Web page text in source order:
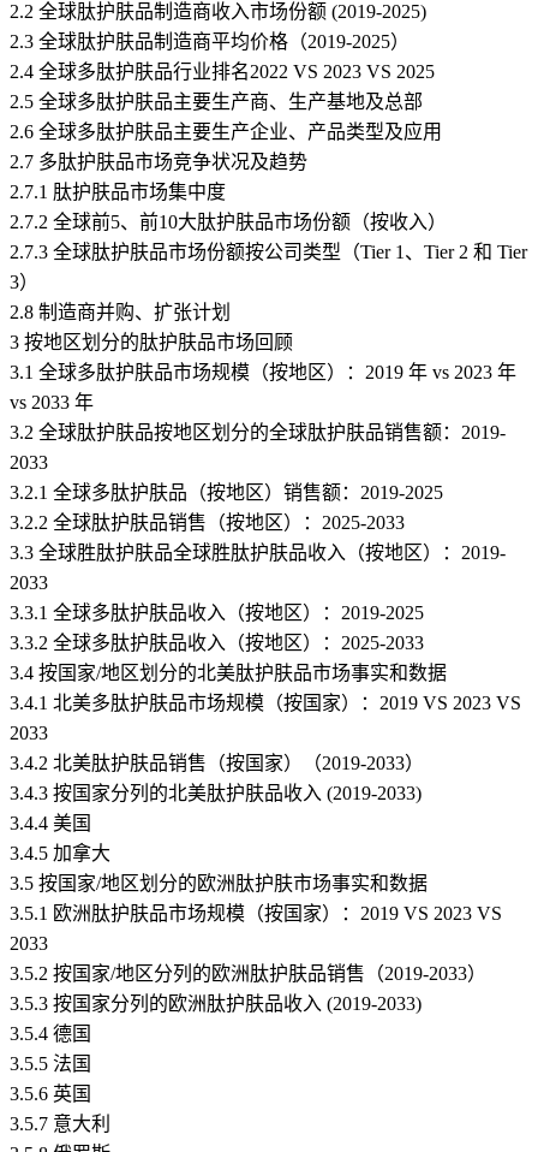
2.2 全球肽护肤品制造商收入市场份额 (2019-2025)
2.3 全球肽护肤品制造商平均价格（2019-2025）
2.4 全球多肽护肤品行业排名2022 VS 2023 VS 2025
2.5 全球多肽护肤品主要生产商、生产基地及总部
2.6 全球多肽护肤品主要生产企业、产品类型及应用
2.7 多肽护肤品市场竞争状况及趋势
2.7.1 肽护肤品市场集中度
2.7.2 全球前5、前10大肽护肤品市场份额（按收入）
2.7.3 全球肽护肤品市场份额按公司类型（Tier 1、Tier 2 和 Tier
3）
2.8 制造商并购、扩张计划
3 按地区划分的肽护肤品市场回顾
3.1 全球多肽护肤品市场规模（按地区）：2019 年 vs 2023 年
vs 2033 年
3.2 全球肽护肤品按地区划分的全球肽护肤品销售额：2019-
2033
3.2.1 全球多肽护肤品（按地区）销售额：2019-2025
3.2.2 全球肽护肤品销售（按地区）：2025-2033
3.3 全球胜肽护肤品全球胜肽护肤品收入（按地区）：2019-
2033
3.3.1 全球多肽护肤品收入（按地区）：2019-2025
3.3.2 全球多肽护肤品收入（按地区）：2025-2033
3.4 按国家/地区划分的北美肽护肤品市场事实和数据
3.4.1 北美多肽护肤品市场规模（按国家）：2019 VS 2023 VS
2033
3.4.2 北美肽护肤品销售（按国家）（2019-2033）
3.4.3 按国家分列的北美肽护肤品收入 (2019-2033)
3.4.4 美国
3.4.5 加拿大
3.5 按国家/地区划分的欧洲肽护肤市场事实和数据
3.5.1 欧洲肽护肤品市场规模（按国家）：2019 VS 2023 VS
2033
3.5.2 按国家/地区分列的欧洲肽护肤品销售（2019-2033）
3.5.3 按国家分列的欧洲肽护肤品收入 (2019-2033)
3.5.4 德国
3.5.5 法国
3.5.6 英国
3.5.7 意大利